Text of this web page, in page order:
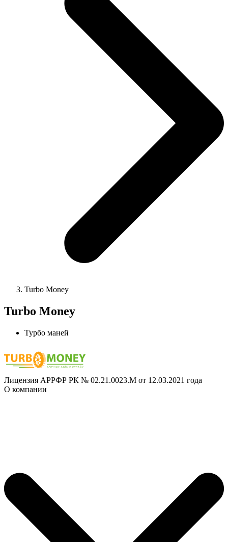
Turbo Money
Turbo Money
Турбо маней
Лицензия АРРФР РК № 02.21.0023.М от 12.03.2021 года
О компании